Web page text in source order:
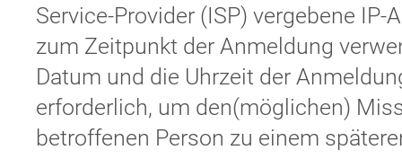
Service-Provider (ISP) vergebene
zum Zeitpunkt der Anmeldung
Datum und die Uhrzeit der
erforderlich, um den(möglichen)
betroffenen Person zu einem